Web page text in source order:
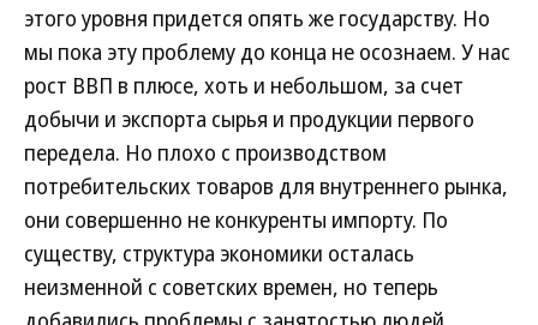
этого уровня придется опять же государству. Но
мы пока эту проблему до конца не осознаем. У нас
рост ВВП в плюсе, хоть и небольшом, за счет
добычи и экспорта сырья и продукции первого
передела. Но плохо с производством
потребительских товаров для внутреннего рынка,
они совершенно не конкуренты импорту. По
существу, структура экономики осталась
неизменной с советских времен, но теперь